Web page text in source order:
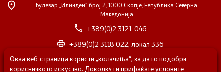
Булевар „Илинден“ број 2, 1000 Скопје, Република Северна
Македонија
+389(0)2 3121-046
+389(0)2 3118 022, локал 336
nvosorabotka@gs.gov.mk
Оваа веб-страница користи „колачиња“, за да го подобри
корисничкото искуство. Доколку ги прифаќате условите